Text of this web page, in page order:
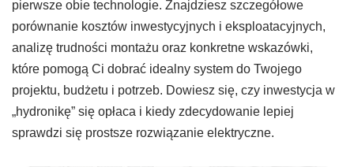
pierwsze obie technologie. Znajdziesz szczegółowe
porównanie kosztów inwestycyjnych i eksploatacyjnych,
analizę trudności montażu oraz konkretne wskazówki,
które pomogą Ci dobrać idealny system do Twojego
projektu, budżetu i potrzeb. Dowiesz się, czy inwestycja w
„hydronikę” się opłaca i kiedy zdecydowanie lepiej
sprawdzi się prostsze rozwiązanie elektryczne.